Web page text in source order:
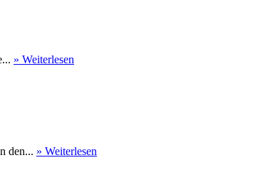
» Weiterlesen
den... » Weiterlesen